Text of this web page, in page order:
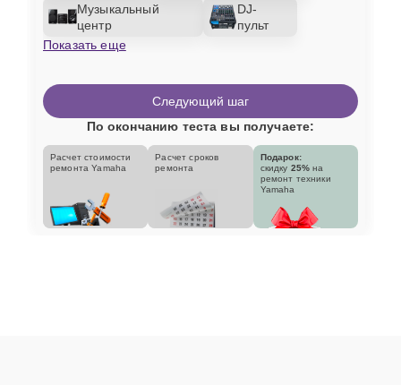
Музыкальный
центр
DJ-
пульт
Показать еще
Следующий шаг
По окончанию теста вы получаете:
Расчет стоимости
ремонта Yamaha
Расчет сроков
ремонта
Подарок:
скидку 25% на
ремонт техники
Yamaha